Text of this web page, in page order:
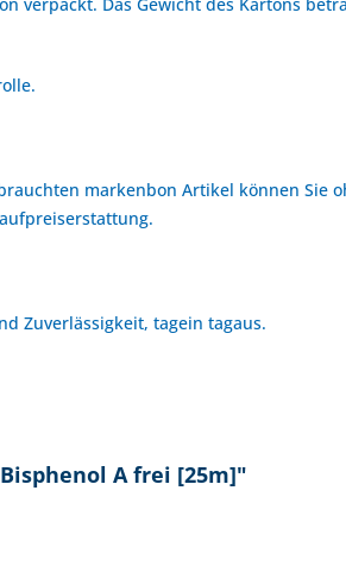
markenbon Artikel können Sie
Zuverlässigkeit, tagein tagaus.
A frei [25m]"